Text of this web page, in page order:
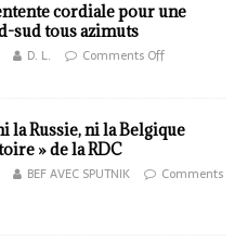
cordiale pour une
sud tous azimuts
D. L. Comments Off
la Russie, ni la Belgique
» de la RDC
BEF AVEC SPUTNIK
Comments